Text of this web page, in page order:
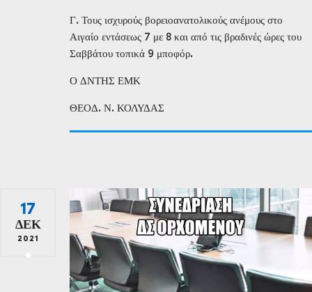
Γ. Τους ισχυρούς βορειοανατολικούς ανέμους στο
Αιγαίο εντάσεως 7 με 8 και από τις βραδινές ώρες του
Σαββάτου τοπικά 9 μποφόρ.
Ο ΔΝΤΗΣ ΕΜΚ
ΘΕΟΔ. Ν. ΚΟΛΥΔΑΣ
17
ΔΕΚ
2021